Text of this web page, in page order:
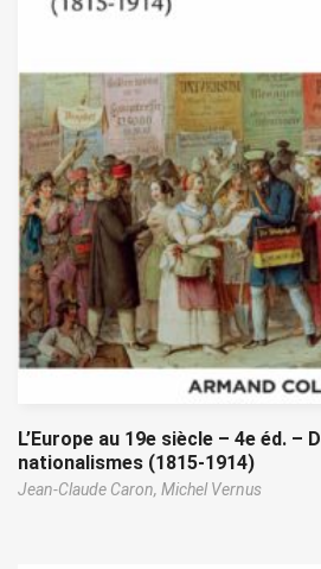
L’Europe au 19e siècle – 4e éd. –
nationalismes (1815-1914)
Jean-Claude Caron, Michel Vernus